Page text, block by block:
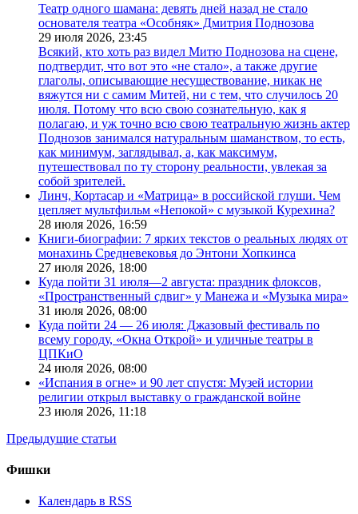
Театр одного шамана: девять дней назад не стало
основателя театра «Особняк» Дмитрия Поднозова
29 июля 2026, 23:45
Всякий, кто хоть раз видел Митю Поднозова на сцене,
подтвердит, что вот это «не стало», а также другие
глаголы, описывающие несуществование, никак не
вяжутся ни с самим Митей, ни с тем, что случилось 20
июля. Потому что всю свою сознательную, как я
полагаю, и уж точно всю свою театральную жизнь актер
Поднозов занимался натуральным шаманством, то есть,
как минимум, заглядывал, а, как максимум,
путешествовал по ту сторону реальности, увлекая за
собой зрителей.
Линч, Кортасар и «Матрица» в российской глуши. Чем
цепляет мультфильм «Непокой» с музыкой Курехина?
28 июля 2026, 16:59
Книги-биографии: 7 ярких текстов о реальных людях от
монахинь Средневековья до Энтони Хопкинса
27 июля 2026, 18:00
Куда пойти 31 июля—2 августа: праздник флоксов,
«Пространственный сдвиг» у Манежа и «Музыка мира»
31 июля 2026, 08:00
Куда пойти 24 — 26 июля: Джазовый фестиваль по
всему городу, «Окна Открой» и уличные театры в
ЦПКиО
24 июля 2026, 08:00
«Испания в огне» и 90 лет спустя: Музей истории
религии открыл выставку о гражданской войне
23 июля 2026, 11:18
Предыдущие статьи
Фишки
Календарь в RSS